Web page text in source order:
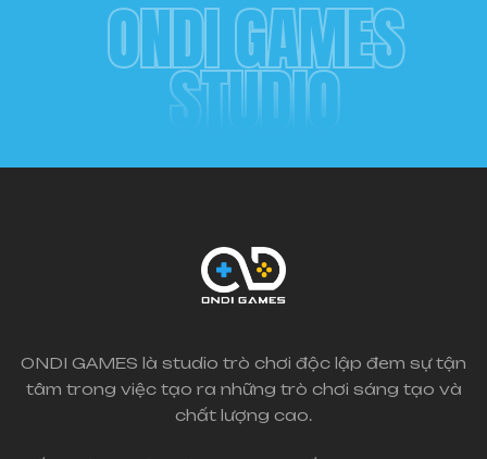
ONDI GAMES
STUDIO
ONDI GAMES là studio trò chơi độc lập đem sự tận
tâm trong việc tạo ra những trò chơi sáng tạo và
chất lượng cao.